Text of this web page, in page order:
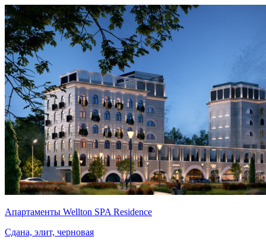
Апартаменты Wellton SPA Residence
Сдана, элит, черновая